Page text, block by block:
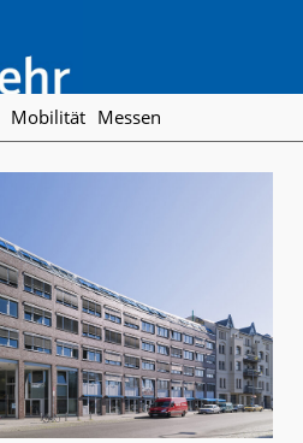
Mobilität Messen